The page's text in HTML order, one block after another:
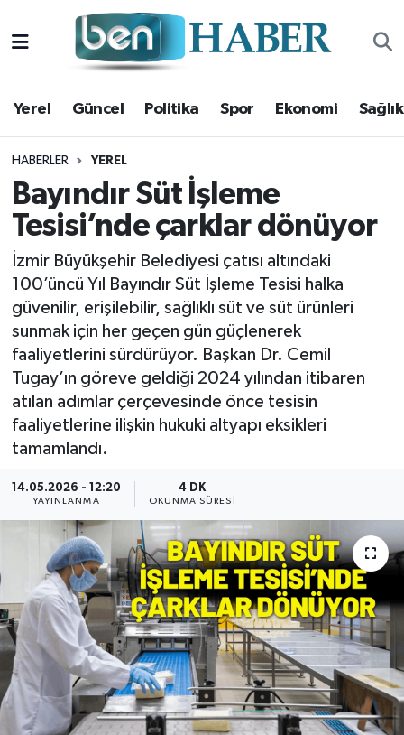
Yerel Güncel Politika Spor Ekonomi Sağlık
HABERLER YEREL
Bayındır Süt İşleme
Tesisi’nde çarklar dönüyor
İzmir Büyükşehir Belediyesi çatısı altındaki
100’üncü Yıl Bayındır Süt İşleme Tesisi halka
güvenilir, erişilebilir, sağlıklı süt ve süt ürünleri
sunmak için her geçen gün güçlenerek
faaliyetlerini sürdürüyor. Başkan Dr. Cemil
Tugay’ın göreve geldiği 2024 yılından itibaren
atılan adımlar çerçevesinde önce tesisin
faaliyetlerine ilişkin hukuki altyapı eksikleri
tamamlandı.
14.05.2026 - 12:20
YAYINLANMA
4 DK
OKUNMA SÜRESI
Yerel
Güncel
Politika
Spor
Ekonomi
Sağlık
Magazin
Kültür Sanat
Resmi Reklam
Röportajlar
Hava Durumu
Trafik Durumu
Süper Lig Puan Durumu ve Fikstür
Tüm Manşetler
Son Dakika Haberleri
Haber Arşivi